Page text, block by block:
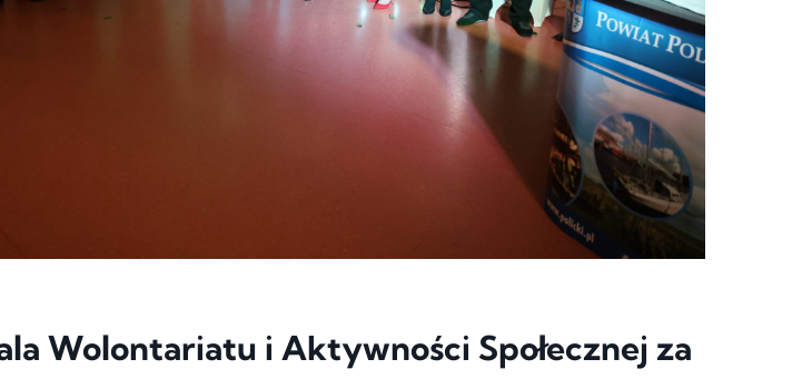
Wolontariatu i Aktywności Społecznej za